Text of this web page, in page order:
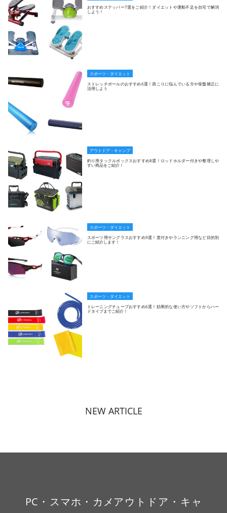
おすすめステッパー7選をご紹介！ダイエットや運動不足を自宅で解消
しよう！
スポーツ・ダイエット
ストレッチポールのおすすめ6選！肩こりに悩んでいる方や骨盤矯正に
活用しよう
アウトドア・キャンプ
釣り用タックルボックスおすすめ8選！ロッドホルダー付きや整理しや
すい商品をご紹介！
スポーツ・ダイエット
スポーツ用サングラスおすすめ9選！度付きやランニング用など目的別
にご紹介します！
スポーツ・ダイエット
トレーニングチューブおすすめ6選！効果的な使い方やソフトからハー
ドタイプまでご紹介！
NEW ARTICLE
PC・スマホ・カメ アウトドア・キャ